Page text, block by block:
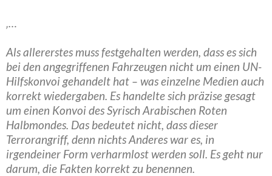
‚…
Als allererstes muss festgehalten werden, dass es sich
bei den angegriffenen Fahrzeugen nicht um einen UN-
Hilfskonvoi gehandelt hat – was einzelne Medien auch
korrekt wiedergaben. Es handelte sich präzise gesagt
um einen Konvoi des Syrisch Arabischen Roten
Halbmondes. Das bedeutet nicht, dass dieser
Terrorangriff, denn nichts Anderes war es, in
irgendeiner Form verharmlost werden soll. Es geht nur
darum, die Fakten korrekt zu benennen.